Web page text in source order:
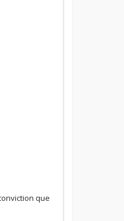
que